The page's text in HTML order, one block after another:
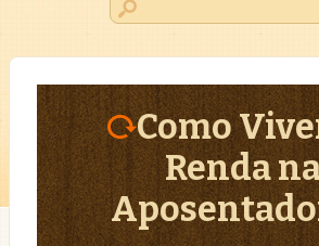
Como
Renda